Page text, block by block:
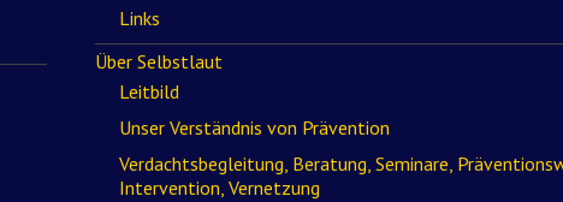
Links
Über Selbstlaut
Leitbild
Unser Verständnis von Prävention
Verdachtsbegleitung, Beratung, Seminare,
Intervention, Vernetzung